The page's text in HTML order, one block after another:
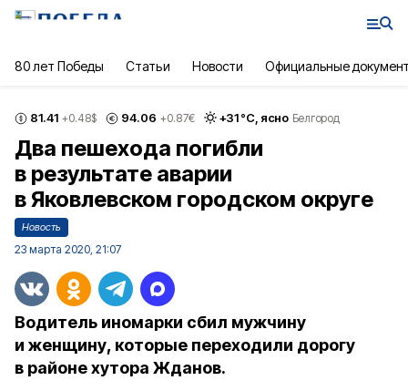
80 лет Победы Статьи Новости Официальные
81.41 +0.48$ 94.06 +0.87€ +31°С, ясно Белгород
Два пешехода погибли
в результате аварии
в Яковлевском городском округе
Новость
23 марта 2020, 21:07
Водитель иномарки сбил мужчину
и женщину, которые переходили дорогу
в районе хутора Жданов.